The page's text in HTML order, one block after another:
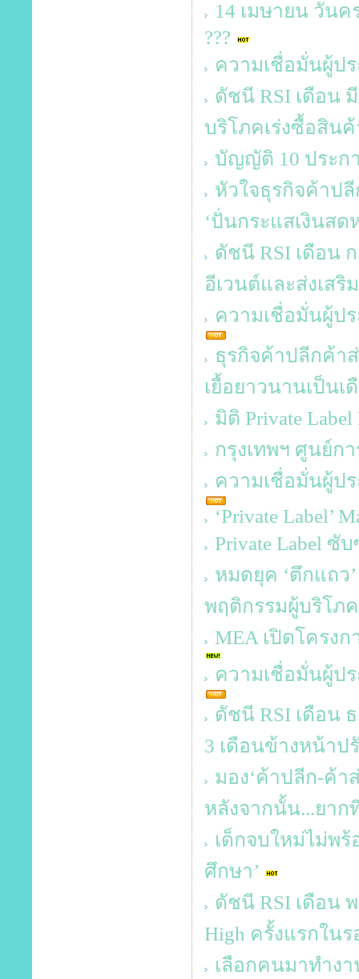
14 เมษายน วัน
???
ความเชื่อมั่นผู้ป
ดัชนี RSI เดือน
บริโภคเร่งซื้อสิน
บัญญัติ 10 ประกา
หัวใจธุรกิจค้าป
‘ปั่นกระแสเงินสด
ดัชนี RSI เดือน
อีเวนต์และส่งเส
ความเชื่อมั่นผู้ป
ธุรกิจค้าปลีกค้า
เยื้อยาวนานเป็นเ
มิติ Private
กรุงเทพฯ ศูนย์ก
ความเชื่อมั่นผู้ป
‘Private Label’
Private Label
หมดยุค ‘ตึกแถว
พฤติกรรมผู้บริโภ
MEA เปิดโครงก
ความเชื่อมั่นผู้ป
ดัชนี RSI เดือน
3 เดือนข้างหน้าป
มอง‘ค้าปลีก-ค้า
หลังจากนั้น...ยาก
เด็กจบใหม่ไม่พร้
ศึกษา’
ดัชนี RSI เดือน
High ครั้งแรกในร
เลือกคนมาทำง